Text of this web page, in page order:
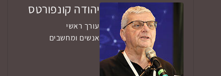
יהודה קונפורטס
עורך ראשי
אנשים ומחשבים